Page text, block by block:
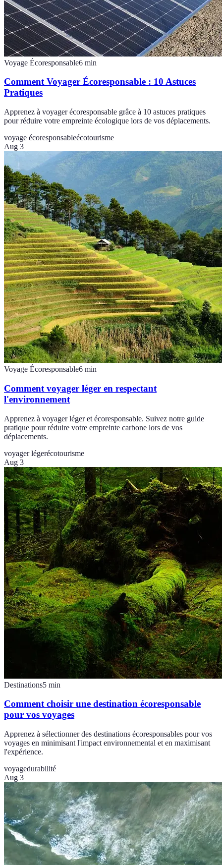
Voyage Écoresponsable6 min
Comment Voyager Écoresponsable : 10 Astuces
Pratiques
Apprenez à voyager écoresponsable grâce à 10 astuces pratiques
pour réduire votre empreinte écologique lors de vos déplacements.
voyage écoresponsableécotourisme
Aug 3
Voyage Écoresponsable6 min
Comment voyager léger en respectant
l'environnement
Apprenez à voyager léger et écoresponsable. Suivez notre guide
pratique pour réduire votre empreinte carbone lors de vos
déplacements.
voyager légerécotourisme
Aug 3
Destinations5 min
Comment choisir une destination écoresponsable
pour vos voyages
Apprenez à sélectionner des destinations écoresponsables pour vos
voyages en minimisant l'impact environnemental et en maximisant
l'expérience.
voyagedurabilité
Aug 3